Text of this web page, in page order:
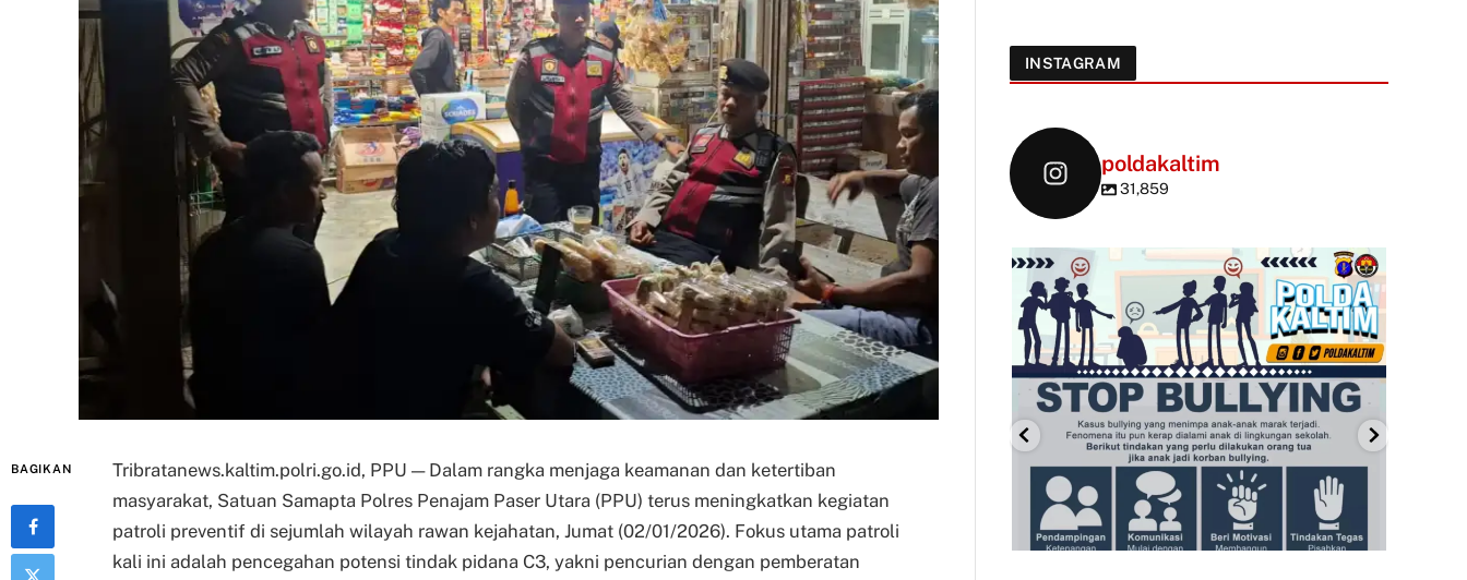
BAGIKAN
Tribratanews.kaltim.polri.go.id, PPU — Dalam rangka menjaga keamanan dan ketertiban
masyarakat, Satuan Samapta Polres Penajam Paser Utara (PPU) terus meningkatkan kegiatan
patroli preventif di sejumlah wilayah rawan kejahatan, Jumat (02/01/2026). Fokus utama patroli
kali ini adalah pencegahan potensi tindak pidana C3, yakni pencurian dengan pemberatan
INSTAGRAM
poldakaltim
31,859